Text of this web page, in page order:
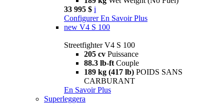
33 995 $ i
Configurer En Savoir Plus
new V4 S 100
Streetfighter V4 S 100
205 cv Puissance
88.3 lb-ft Couple
189 kg (417 lb) POIDS SANS
CARBURANT
En Savoir Plus
Superleggera